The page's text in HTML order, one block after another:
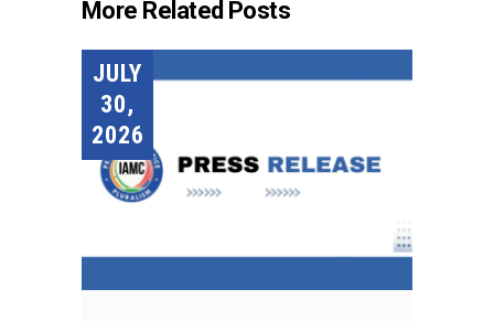
More Related Posts
JULY
30,
2026